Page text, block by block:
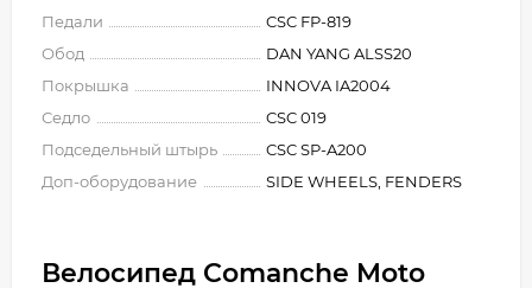
Педали
CSC FP-819
Обод
DAN YANG ALSS20
Покрышка
INNOVA IA2004
Седло
CSC 019
Подседельный штырь
CSC SP-A200
Доп-оборудование
SIDE WHEELS, FENDERS
Велосипед Comanche Moto